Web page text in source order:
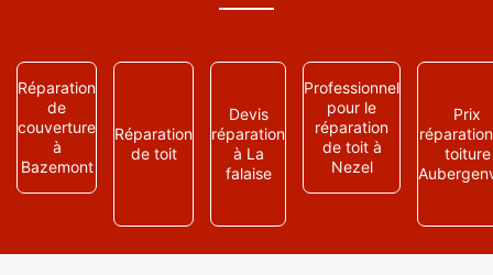
Réparation
de
couverture
à
Bazemont
Réparation
de toit
Devis
réparation
à La
falaise
Professionnel
pour le
réparation
de toit à
Nezel
Prix
toiture